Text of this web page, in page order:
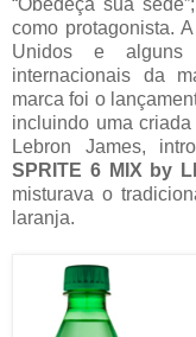
como protagonista.
Unidos e alguns
internacionais da
marca foi o
incluindo uma
Lebron James,
SPRITE 6 MIX by
misturava o
laranja.